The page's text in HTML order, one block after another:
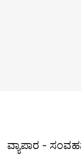
ವ್ಯಾಪಾರ -